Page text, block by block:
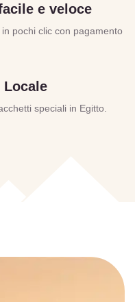
e veloce
pochi clic con pagamento
Locale
speciali in Egitto.